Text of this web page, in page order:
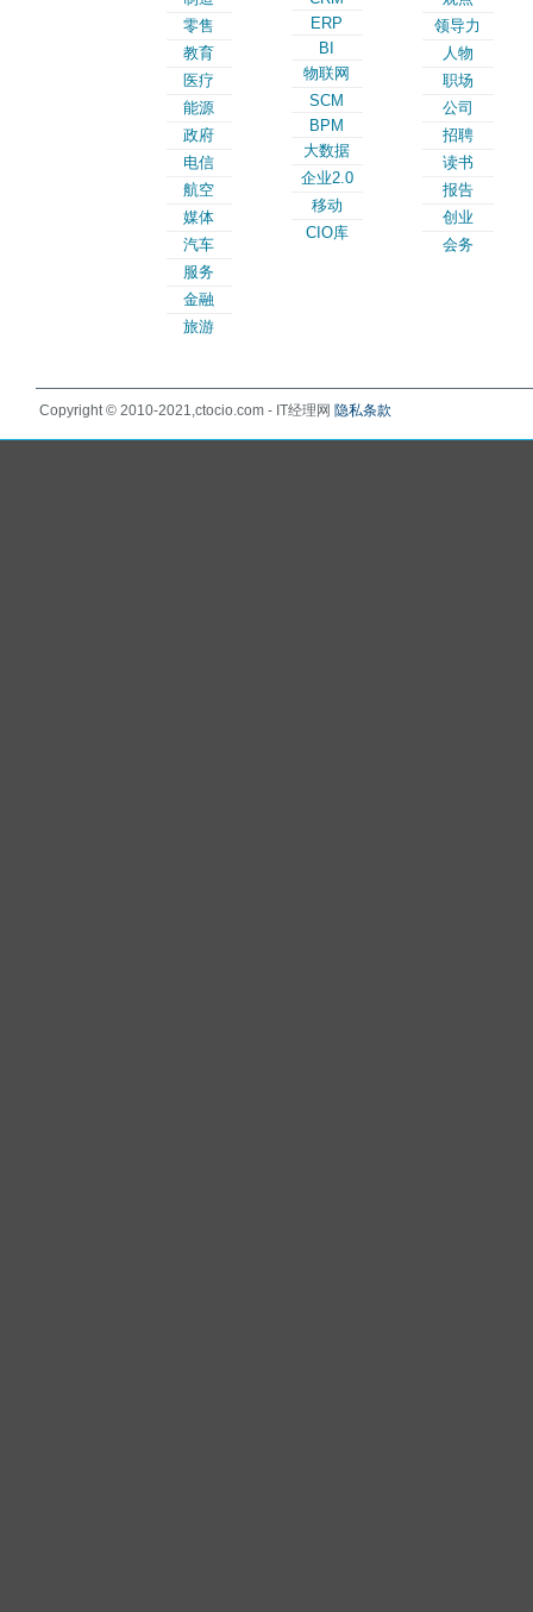
零售
教育
医疗
能源
政府
电信
航空
媒体
汽车
服务
金融
旅游
ERP
BI
物联网
SCM
BPM
大数据
企业2.0
移动
CIO库
领导力
人物
职场
公司
招聘
读书
报告
创业
会务
Copyright © 2010-2021,ctocio.com - IT经理网 隐私条款